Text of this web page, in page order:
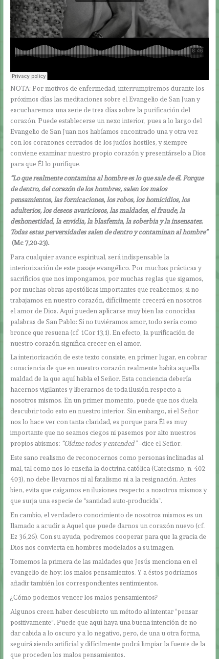
NOTA: Por motivos de enfermedad, interrumpiremos durante los
próximos días las meditaciones sobre el Evangelio de San Juan y
escucharemos una serie de tres días sobre la purificación del
corazón. Puede establecerse un nexo interior, pues a lo largo del
Evangelio de San Juan nos habíamos encontrado una y otra vez
con los corazones cerrados de los judíos hostiles, y siempre
conviene examinar nuestro propio corazón y presentárselo a Dios
para que Él lo purifique.
“Lo que realmente contamina al hombre es lo que sale de él. Porque
de dentro, del corazón de los hombres, salen los malos
pensamientos, las fornicaciones, los robos, los homicidios, los
adulterios, los deseos avariciosos, las maldades, el fraude, la
deshonestidad, la envidia, la blasfemia, la soberbia y la insensatez.
Todas estas perversidades salen de dentro y contaminan al hombre”
(Mc 7,20-23).
Para cualquier avance espiritual, será indispensable la
interiorización de este pasaje evangélico. Por muchas prácticas y
sacrificios que nos impongamos, por muchas reglas que sigamos,
por muchas obras apostólicas importantes que realicemos; si no
trabajamos en nuestro corazón, difícilmente crecerá en nosotros
el amor de Dios. Aquí pueden aplicarse muy bien las conocidas
palabras de San Pablo: Si no tuviéramos amor, todo sería como
bronce que resuena (cf. 1Cor 13,1). En efecto, la purificación de
nuestro corazón significa crecer en el amor.
La interiorización de este texto consiste, en primer lugar, en cobrar
consciencia de que en nuestro corazón realmente habita aquella
maldad de la que aquí habla el Señor. Esta conciencia debería
hacernos vigilantes y liberarnos de toda ilusión respecto a
nosotros mismos. En un primer momento, puede que nos duela
descubrir todo esto en nuestro interior. Sin embargo, si el Señor
nos lo hace ver con tanta claridad, es porque para Él es muy
importante que no seamos ciegos ni pasemos por alto nuestros
propios abismos: “Oídme todos y entended” –dice el Señor.
Este sano realismo de reconocernos como personas inclinadas al
mal, tal como nos lo enseña la doctrina católica (Catecismo, n. 402-
403), no debe llevarnos ni al fatalismo ni a la resignación. Antes
bien, evita que caigamos en ilusiones respecto a nosotros mismos y
que surja una especie de “santidad auto-producida”.
En cambio, el verdadero conocimiento de nosotros mismos es un
llamado a acudir a Aquel que puede darnos un corazón nuevo (cf.
Ez 36,26). Con su ayuda, podremos cooperar para que la gracia de
Dios nos convierta en hombres modelados a su imagen.
Tomemos la primera de las maldades que Jesús menciona en el
evangelio de hoy: los malos pensamientos. Y a éstos podríamos
añadir también los correspondientes sentimientos.
¿Cómo podemos vencer los malos pensamientos?
Algunos creen haber descubierto un método al intentar “pensar
positivamente”. Puede que aquí haya una buena intención de no
dar cabida a lo oscuro y a lo negativo, pero, de una u otra forma,
seguirá siendo artificial y difícilmente podrá limpiar la fuente de la
que proceden los malos pensamientos.